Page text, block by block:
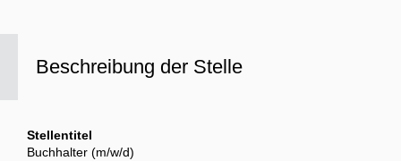
Beschreibung der Stelle
Stellentitel
Buchhalter (m/w/d)